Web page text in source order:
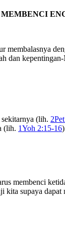
dan
sekitarnya (lih.
(lih. 1Yoh 2:15-16
membenci
supaya